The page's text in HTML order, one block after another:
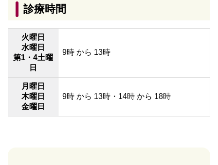
診療時間
火曜日
水曜日
第1・4土曜
日
9時 から 13時
月曜日
木曜日
金曜日
9時 から 13時・14時 から 18時